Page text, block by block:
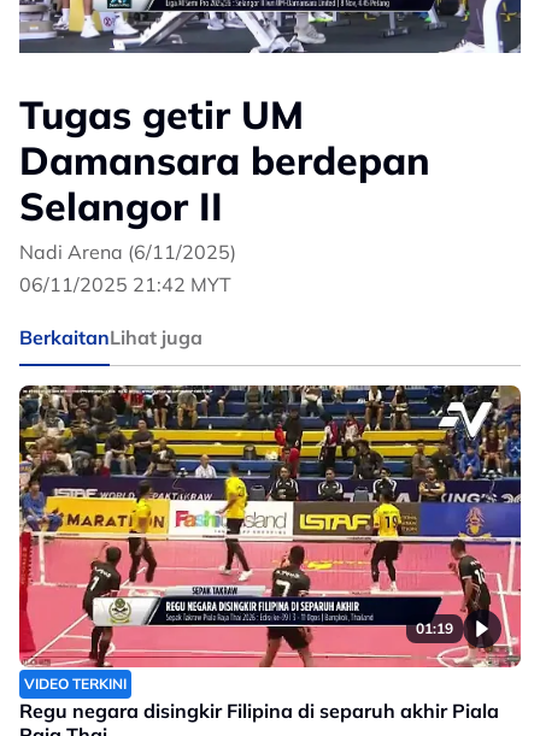
Tugas getir UM
Damansara berdepan
Selangor II
Nadi Arena (6/11/2025)
06/11/2025 21:42 MYT
BerkaitanLihat juga
01:19
VIDEO TERKINI
Regu negara disingkir Filipina di separuh akhir Piala